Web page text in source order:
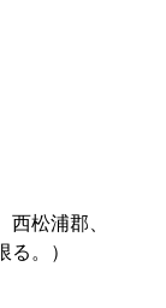
松浦郡、
。）